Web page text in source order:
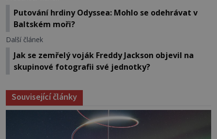
Putování hrdiny Odyssea: Mohlo se odehrávat v
Baltském moři?
Další článek
Jak se zemřelý voják Freddy Jackson objevil na
skupinové fotografii své jednotky?
Související články